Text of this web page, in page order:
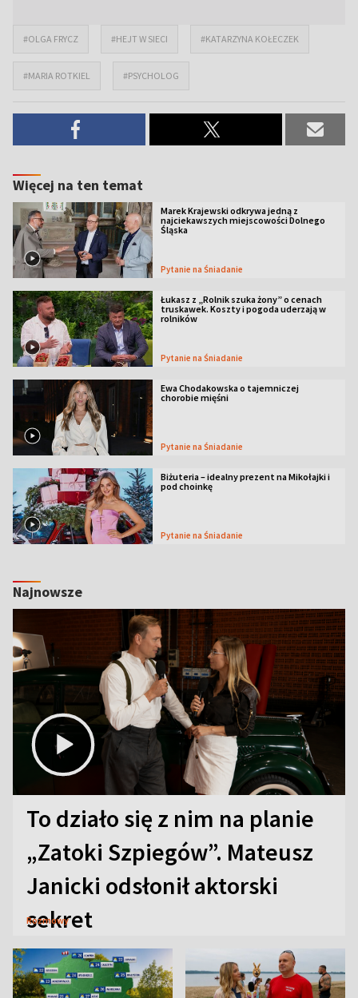
#OLGA FRYCZ #HEJT W SIECI #KATARZYNA KOŁECZEK
#MARIA ROTKIEL #PSYCHOLOG
Więcej na ten temat
Marek Krajewski odkrywa jedną z
najciekawszych miejscowości Dolnego
Śląska
Pytanie na Śniadanie
Łukasz z „Rolnik szuka żony” o cenach
truskawek. Koszty i pogoda uderzają w
rolników
Pytanie na Śniadanie
Ewa Chodakowska o tajemniczej
chorobie mięśni
Pytanie na Śniadanie
Biżuteria – idealny prezent na Mikołajki i
pod choinkę
Pytanie na Śniadanie
Najnowsze
To działo się z nim na planie
„Zatoki Szpiegów”. Mateusz
Janicki odsłonił aktorski
sekret
Rozmowy